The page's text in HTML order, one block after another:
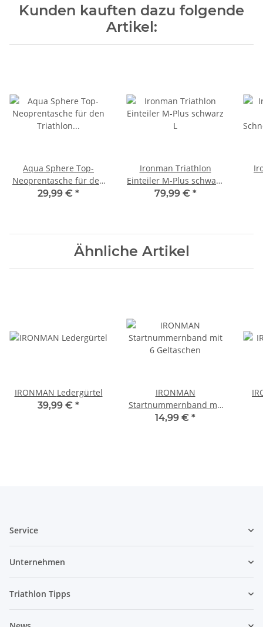
Kunden kauften dazu folgende
Artikel:
Aqua Sphere Top-
Neoprentasche für den
Triathlon Neoprenanzug
29,99 € *
Ironman Triathlon
Einteiler M-Plus schwarz
L
79,99 € *
Ähnliche Artikel
IRONMAN Ledergürtel
39,99 € *
IRONMAN
Startnummernband mit
6 Geltaschen
14,99 € *
Service
Unternehmen
Triathlon Tipps